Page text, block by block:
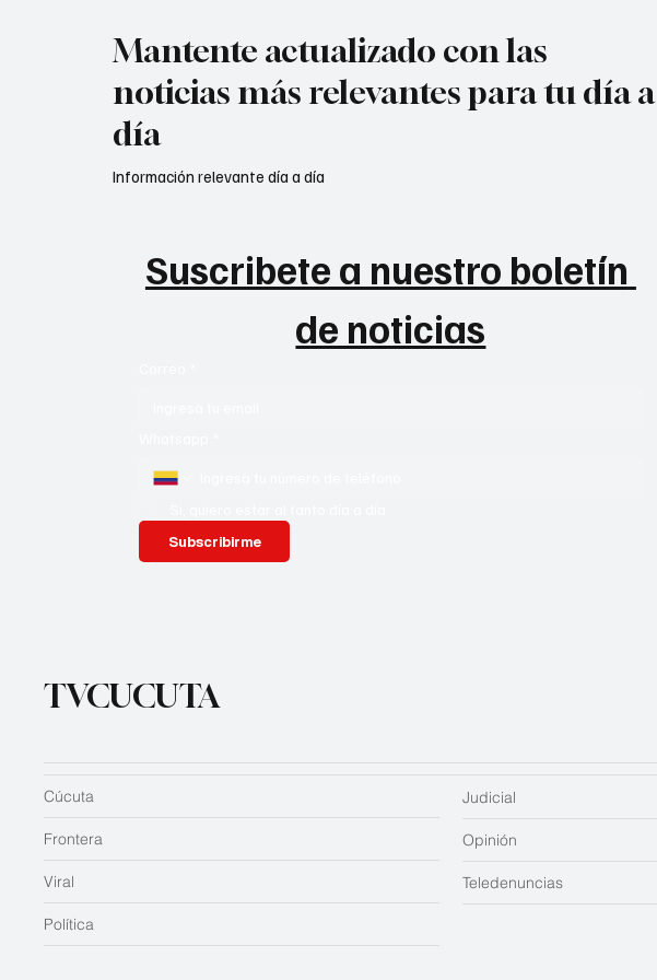
Mantente actualizado con las
noticias más relevantes para tu día a
día
Suscribete a nuestro boletín
de noticias
Subscribirme
Información relevante día a día
TVCUCUTA
Judicial
Opinión
Teledenuncias
Cúcuta
Frontera
Viral
Política